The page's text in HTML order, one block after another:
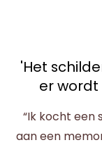
'Het
er
“Ik kocht een
aan een